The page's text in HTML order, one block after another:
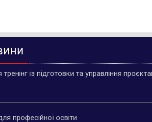
із підготовки та управління
професійної освіти